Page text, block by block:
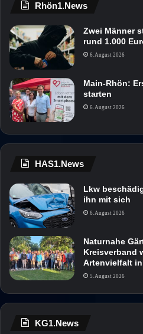
Rhön1.News
Zwei Männer
rund 1.000
6. August 2026
Main-Rhön:
starten
6. August 2026
HAS1.News
Lkw
ihn mit sich
6. August 2026
Naturnahe
Kreisverband
Artenvielfalt
5. August 2026
KG1.News